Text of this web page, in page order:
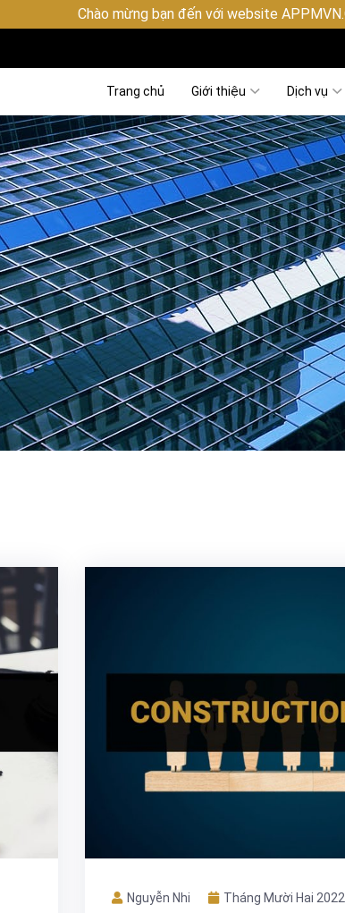
bạn đến với website APPMVN.COM
Trang chủ Giới thiệu Dịch vụ
Nguyễn Nhi Tháng Mười Hai 2022